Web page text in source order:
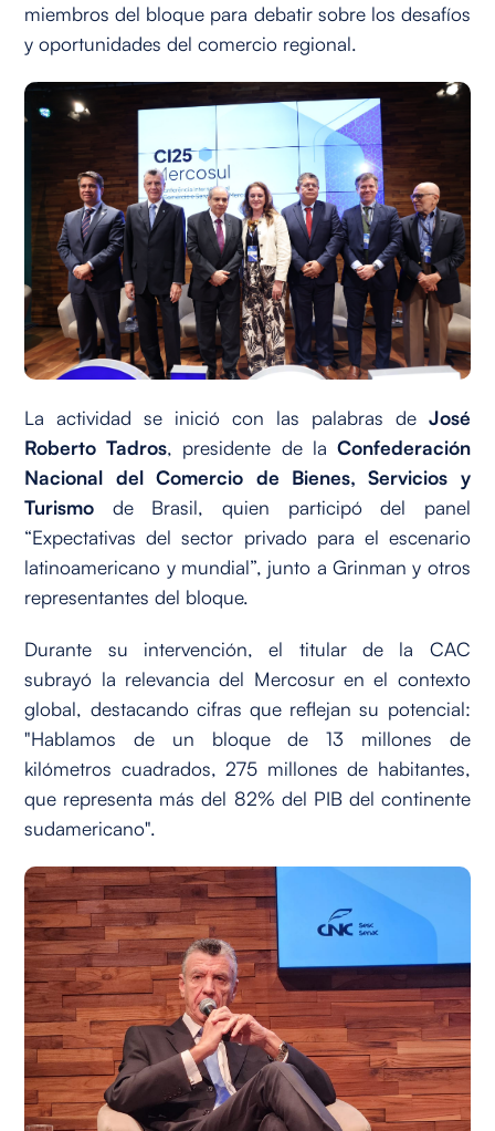
miembros del bloque para debatir sobre los desafíos
y oportunidades del comercio regional.
La actividad se inició con las palabras de José
Roberto Tadros, presidente de la Confederación
Nacional del Comercio de Bienes, Servicios y
Turismo de Brasil, quien participó del panel
“Expectativas del sector privado para el escenario
latinoamericano y mundial”, junto a Grinman y otros
representantes del bloque.
Durante su intervención, el titular de la CAC
subrayó la relevancia del Mercosur en el contexto
global, destacando cifras que reflejan su potencial:
"Hablamos de un bloque de 13 millones de
kilómetros cuadrados, 275 millones de habitantes,
que representa más del 82% del PIB del continente
sudamericano".